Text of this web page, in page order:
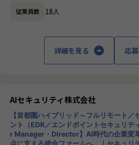
未整備の課題を自ら発見し、仕組みとし
ポジションの魅力
全社の技術基盤を「設計する」立場
特定プロダクトの運用担当ではなく、オ
のインフラ・セキュリティ・監視の標準
りの裁量と影響範囲が大きいことが特徴で
■0→1フェーズの面白さ
セキュリティガバナンス、監視・オブザ
aC による自動化など、これから整備し
休憩時間： 60分
従業員数 18人
詳細を見る 応
AIセキュリティ株式会社
【首都圏ハイブリッド～フルリモート／
ント（EDR／エンドポイントセキュリ
r Manager・Director】AI時代の企業変
点に支える総合ファームへ。｜セキュリ